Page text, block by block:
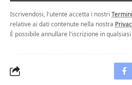
Iscrivendosi, l'utente accetta i nostri
relative ai dati contenute nella nostra
È possibile annullare l'iscrizione in